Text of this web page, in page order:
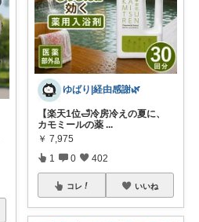
ゆばり|経由感謝🌿
【楽天1位🛁冷房冷えの夏に、
カモミールの薬 ...
￥ 7,975
1 0 402
コレ いいね